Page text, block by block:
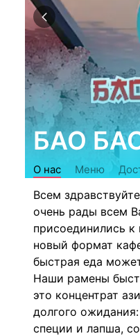
БАО
О нас Меню
Всем
очень рады всем
присоединились
новый формат
быстрая еда
Наши рамены
это концентрат
долгого
специи и лапша,